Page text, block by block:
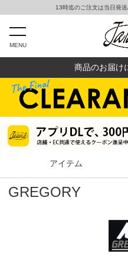
13時迄のご注文は当日発
MENU
商品のお届け
アイテム
GREGORY